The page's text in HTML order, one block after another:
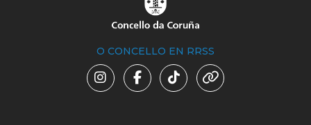
O CONCELLO EN RRSS